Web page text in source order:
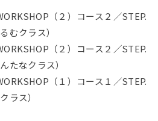
（２）コース２／STEP.
むクラス）
（２）コース２／STEP.
たなクラス）
（１）コース１／STEP.
ラス）